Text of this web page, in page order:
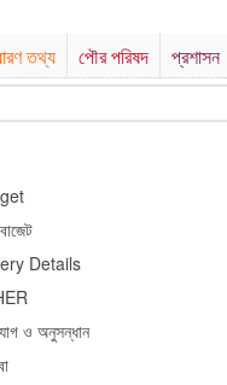
তথ্য পৌর পরিষদ প্রশাসন
বাজেট
Details
ও অনুসন্ধান